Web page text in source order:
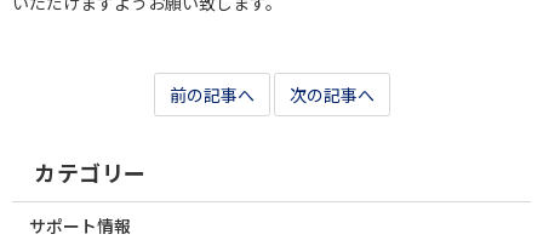
前の記事へ 次の記事へ
カテゴリー
サポート情報